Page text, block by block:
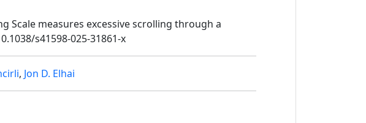
Scale measures excessive scrolling through a
s41598-025-31861-x
, Jon D. Elhai